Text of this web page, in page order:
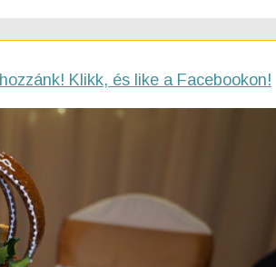
Klikk, és like a Facebookon!